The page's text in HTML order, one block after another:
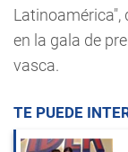
Latinoamérica",
en la gala de
vasca.
TE PUEDE